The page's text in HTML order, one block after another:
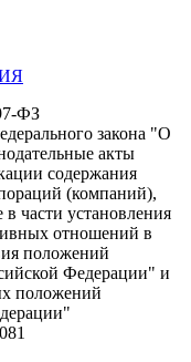
ФЗ
закона "О
акты
содержания
(компаний),
части установления
отношений в
положений
Федерации" и
положений